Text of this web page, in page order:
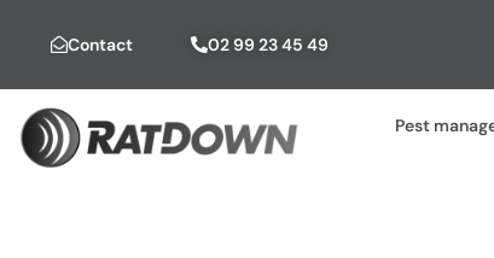
Contact 02 99 23 45 49
Pest